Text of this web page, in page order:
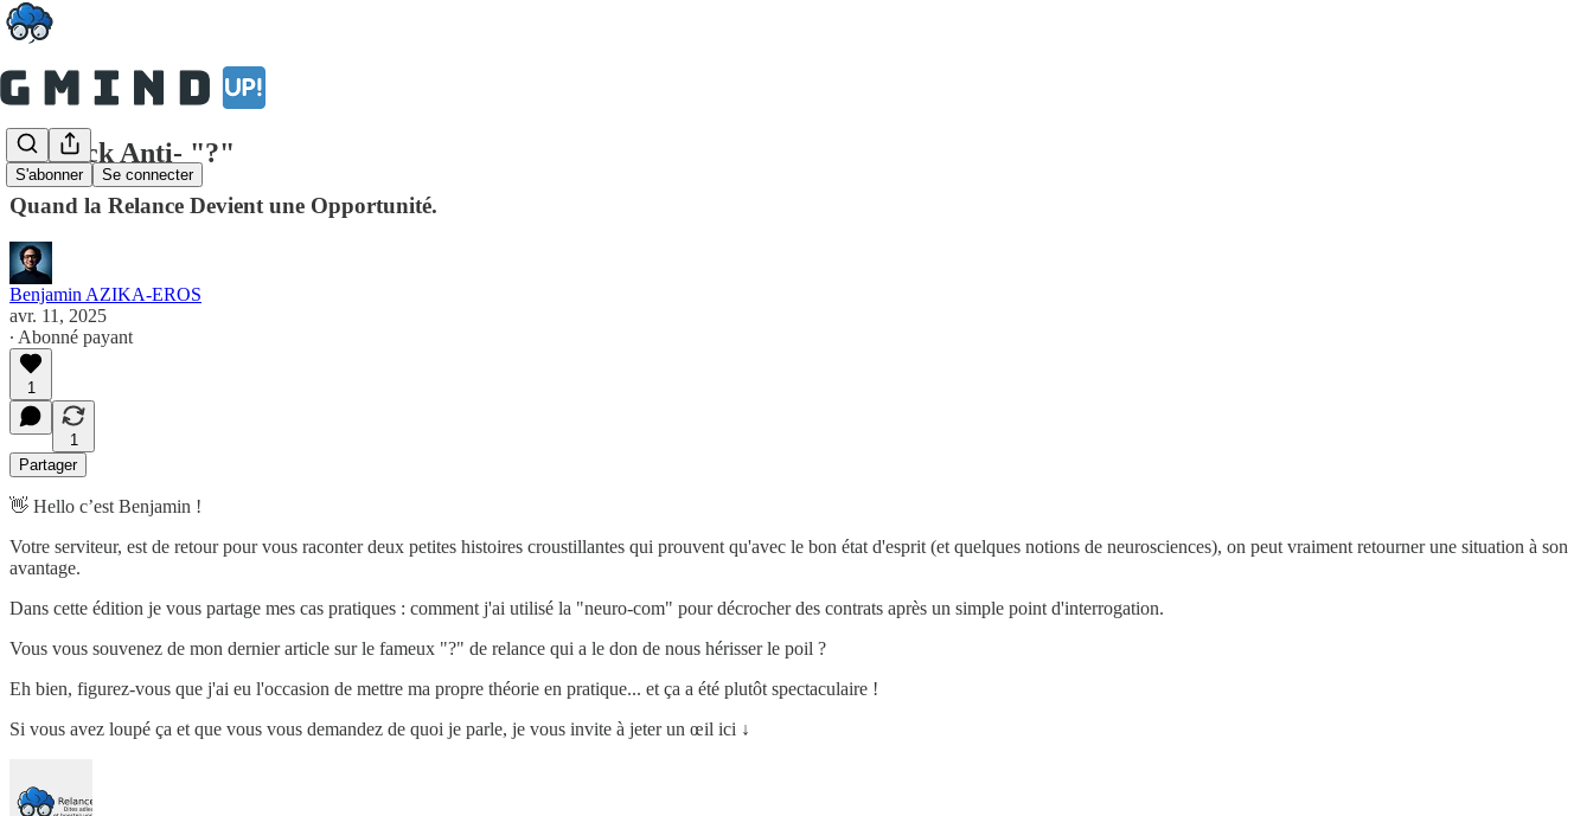
S'abonner Se connecter
Le Hack Anti- "?"
Quand la Relance Devient une Opportunité.
Benjamin AZIKA-EROS
avr. 11, 2025
∙ Abonné payant
1
1
Partager
👋 Hello c’est Benjamin !
Votre serviteur, est de retour pour vous raconter deux petites histoires croustillantes qui prouvent qu'avec le bon état d'esprit (et quelques notions de neurosciences), on peut vraiment retourner une situation à son
avantage.
Dans cette édition je vous partage mes cas pratiques : comment j'ai utilisé la "neuro-com" pour décrocher des contrats après un simple point d'interrogation.
Vous vous souvenez de mon dernier article sur le fameux "?" de relance qui a le don de nous hérisser le poil ?
Eh bien, figurez-vous que j'ai eu l'occasion de mettre ma propre théorie en pratique... et ça a été plutôt spectaculaire !
Si vous avez loupé ça et que vous vous demandez de quoi je parle, je vous invite à jeter un œil ici ↓